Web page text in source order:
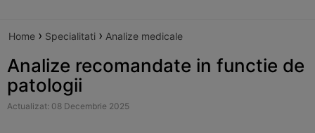
Home › Specialitati › Analize medicale
Analize recomandate in functie de
patologii
Actualizat: 08 Decembrie 2025